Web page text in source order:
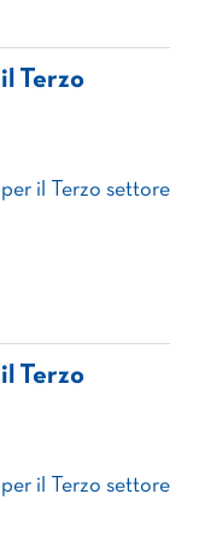
Terzo
il Terzo settore
Terzo
il Terzo settore